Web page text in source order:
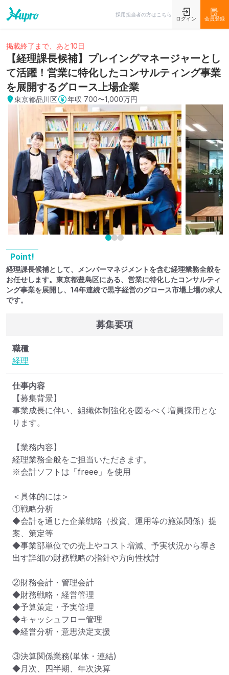
採用担当者の方はこちら
ログイン 会員登録
掲載終了まで、あと10日
【経理課長候補】プレイングマネージャーとし
て活躍！営業に特化したコンサルティング事業
を展開するグロース上場企業
東京都品川区 年収 700〜1,000万円
Point!
経理課長候補として、メンバーマネジメントを含む経理業務全般を
お任せします。東京都豊島区にある、営業に特化したコンサルティ
ング事業を展開し、14年連続で黒字経営のグロース市場上場の求人
です。
募集要項
職種
経理
仕事内容
【募集背景】
事業成長に伴い、組織体制強化を図るべく増員採用とな
ります。
【業務内容】
経理業務全般をご担当いただきます。
※会計ソフトは「freee」を使用
＜具体的には＞
①戦略分析
◆会計を通じた企業戦略（投資、運用等の施策関係）提
案、策定等
◆事業部単位での売上やコスト増減、予実状況から導き
出す詳細の財務戦略の指針や方向性検討
②財務会計・管理会計
◆財務戦略・経営管理
◆予算策定・予実管理
◆キャッシュフロー管理
◆経営分析・意思決定支援
③決算関係業務(単体・連結)
◆月次、四半期、年次決算